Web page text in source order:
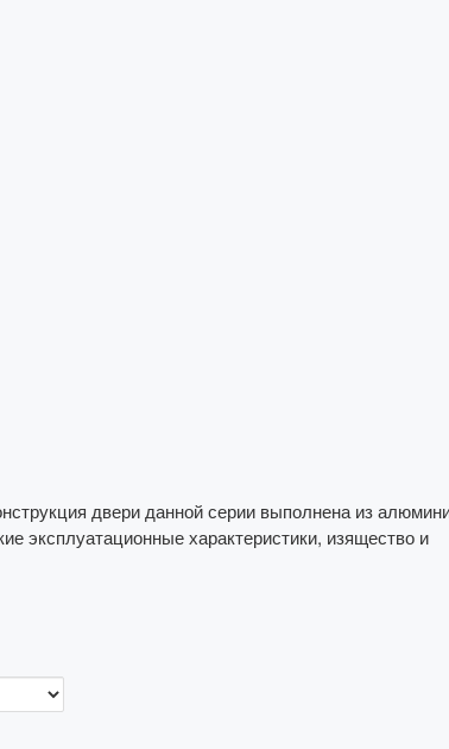
двери данной серии выполнена из
эксплуатационные характеристики, изящество и